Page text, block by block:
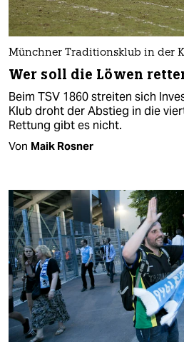
Münchner Traditionsklub in der
Wer soll die Löwen
Beim TSV 1860 streiten sich
Klub droht der Abstieg in die
Rettung gibt es nicht.
Von Maik Rosner